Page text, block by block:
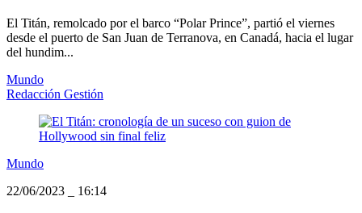
El Titán, remolcado por el barco “Polar Prince”, partió el viernes
desde el puerto de San Juan de Terranova, en Canadá, hacia el lugar
del hundim...
Mundo
Redacción Gestión
Mundo
22/06/2023
16:14